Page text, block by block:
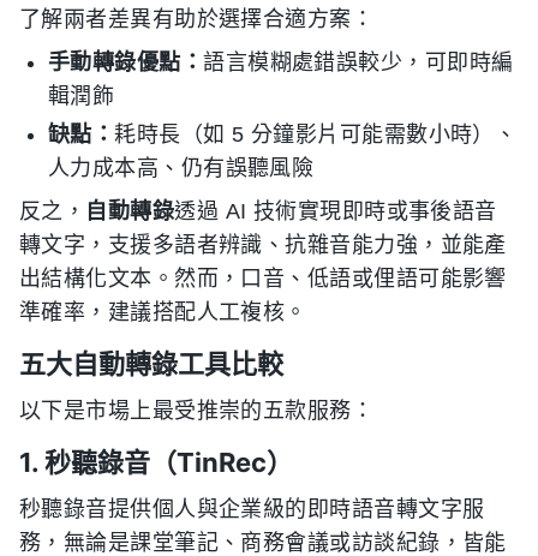
了解兩者差異有助於選擇合適方案：
手動轉錄優點：語言模糊處錯誤較少，可即時編
輯潤飾
缺點：耗時長（如 5 分鐘影片可能需數小時）、
人力成本高、仍有誤聽風險
反之， 自動轉錄透過 AI 技術實現即時或事後語音
轉文字，支援多語者辨識、抗雜音能力強，並能產
出結構化文本。然而，口音、低語或俚語可能影響
準確率，建議搭配人工複核。
五大自動轉錄工具比較
以下是市場上最受推崇的五款服務：
1. 秒聽錄音（TinRec）
秒聽錄音提供個人與企業級的即時語音轉文字服
務，無論是課堂筆記、商務會議或訪談紀錄，皆能